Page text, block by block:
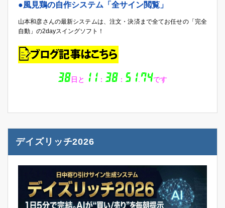
●風見鶏の自作システム「全サイン閲覧」
山本和彦さんの最新システムは、注文・決済まで全てお任せの「完全
自動」の2dayスイングソフト！
デイズリッチ2026